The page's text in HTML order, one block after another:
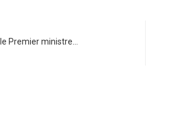
Premier ministre…